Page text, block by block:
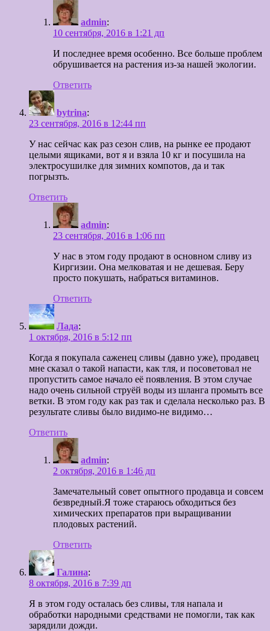
admin:
10 сентября, 2016 в 1:21 дп
И последнее время особенно. Все больше проблем
обрушивается на растения из-за нашей экологии.
Ответить
bytrina:
23 сентября, 2016 в 12:44 пп
У нас сейчас как раз сезон слив, на рынке ее продают
целыми ящиками, вот я и взяла 10 кг и посушила на
электросушилке для зимних компотов, да и так
погрызть.
Ответить
admin:
23 сентября, 2016 в 1:06 пп
У нас в этом году продают в основном сливу из
Киргизии. Она мелковатая и не дешевая. Беру
просто покушать, набраться витаминов.
Ответить
Лада:
1 октября, 2016 в 5:12 пп
Когда я покупала саженец сливы (давно уже), продавец
мне сказал о такой напасти, как тля, и посоветовал не
пропустить самое начало её появления. В этом случае
надо очень сильной струёй воды из шланга промыть все
ветки. В этом году как раз так и сделала несколько раз. В
результате сливы было видимо-не видимо…
Ответить
admin:
2 октября, 2016 в 1:46 дп
Замечательный совет опытного продавца и совсем
безвредный.Я тоже стараюсь обходиться без
химических препаратов при выращивании
плодовых растений.
Ответить
Галина:
8 октября, 2016 в 7:39 дп
Я в этом году осталась без сливы, тля напала и
обработки народными средствами не помогли, так как
зарядили дожди.